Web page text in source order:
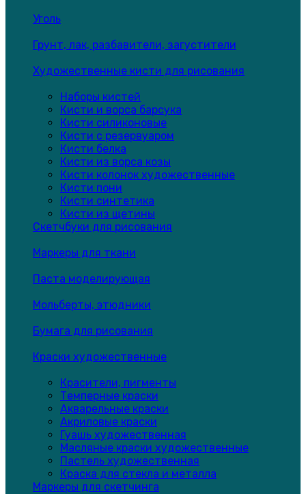
Уголь
Грунт, лак, разбавители, загустители
Художественные кисти для рисования
Наборы кистей
Кисти и ворса барсука
Кисти силиконовые
Кисти с резервуаром
Кисти белка
Кисти из ворса козы
Кисти колонок художественные
Кисти пони
Кисти синтетика
Кисти из щетины
Скетчбуки для рисования
Маркеры для ткани
Паста моделирующая
Мольберты, этюдники
Бумага для рисования
Краски художественные
Красители, пигменты
Темперные краски
Акварельные краски
Акриловые краски
Гуашь художественная
Масляные краски художественные
Пастель художественная
Краска для стекла и металла
Маркеры для скетчинга